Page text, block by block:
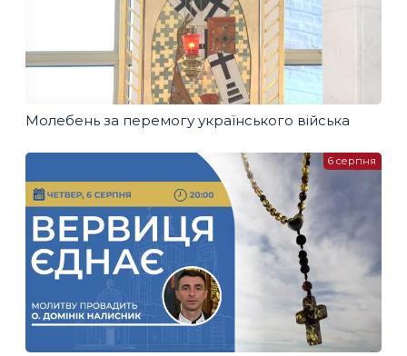
Молебень за перемогу українського війська
6 серпня